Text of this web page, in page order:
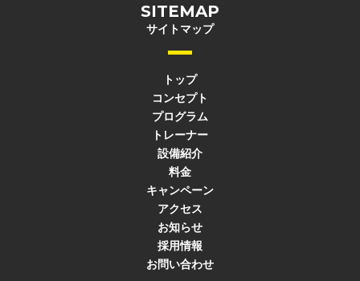
SITEMAP
サイトマップ
トップ
コンセプト
プログラム
トレーナー
設備紹介
料金
キャンペーン
アクセス
お知らせ
採用情報
お問い合わせ